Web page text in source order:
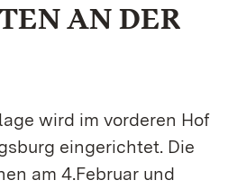
AN DER
wird im vorderen Hof
eingerichtet. Die
am 4.Februar und